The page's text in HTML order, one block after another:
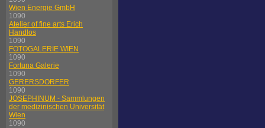
Wien Energie GmbH
1090
Atelier of fine arts Erich
Handlos
1090
FOTOGALERIE WIEN
1090
Fortuna Galerie
1090
GERERSDORFER
1090
JOSEPHINUM - Sammlungen
der medizinischen Universität
Wien
1090